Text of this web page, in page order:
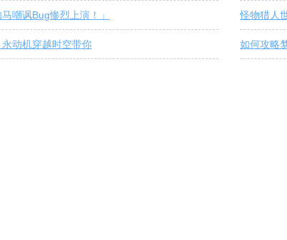
嘲讽Bug惨烈上演！」 怪物猎人
动机穿越时空带你 如何攻略